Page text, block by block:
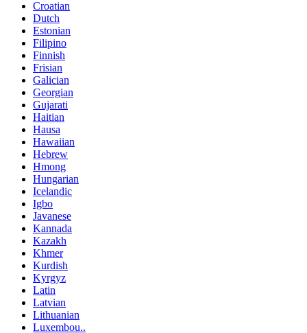
Croatian
Dutch
Estonian
Filipino
Finnish
Frisian
Galician
Georgian
Gujarati
Haitian
Hausa
Hawaiian
Hebrew
Hmong
Hungarian
Icelandic
Igbo
Javanese
Kannada
Kazakh
Khmer
Kurdish
Kyrgyz
Latin
Latvian
Lithuanian
Luxembou..